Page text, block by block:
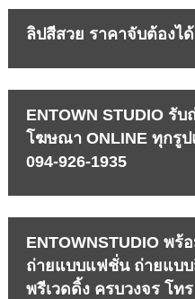
ลิปสีสวย ราคาจับต้องได้
ENTOWN STUDIO รับ
โฆษณา ONLINE ทุกรู
094-926-1935
ENTOWNSTUDIO พร้
ถ่ายแบบแฟชั่น ถ่ายแบ
พรีเวดดิ้ง ครบวงจร โท